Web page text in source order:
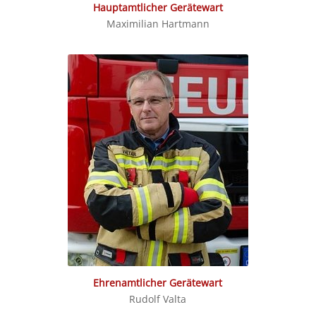
Hauptamtlicher Gerätewart
Maximilian Hartmann
Ehrenamtlicher Gerätewart
Rudolf Valta